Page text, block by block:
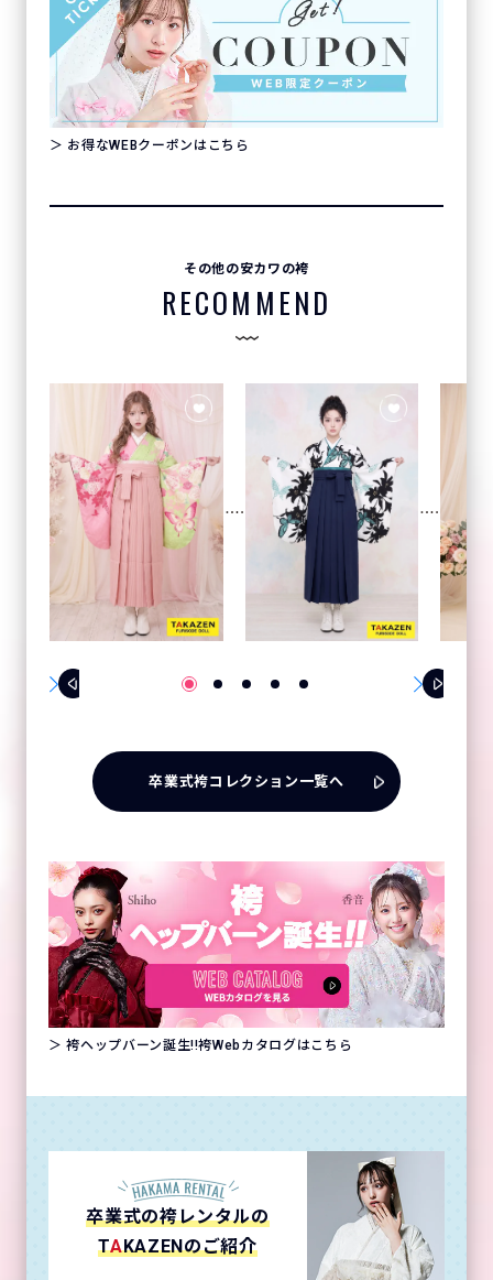
＞ お得なWEBクーポンはこちら
その他の安カワの袴
RECOMMEND
卒業式袴コレクション一覧へ
＞ 袴ヘップバーン誕生!!袴Webカタログはこちら
卒業式の袴レンタルの
TAKAZENのご紹介